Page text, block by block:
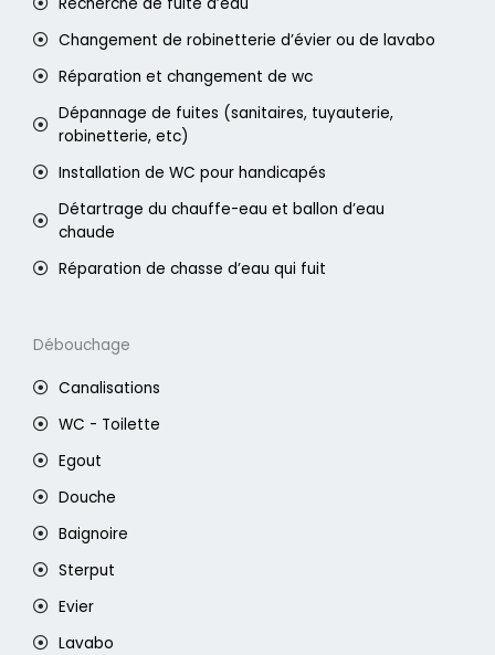
Changement de robinetterie d’évier ou de lavabo
Réparation et changement de wc
Dépannage de fuites (sanitaires, tuyauterie,
robinetterie, etc)
Installation de WC pour handicapés
Détartrage du chauffe-eau et ballon d’eau
chaude
Réparation de chasse d’eau qui fuit
Débouchage
Canalisations
WC - Toilette
Egout
Douche
Baignoire
Sterput
Evier
Lavabo